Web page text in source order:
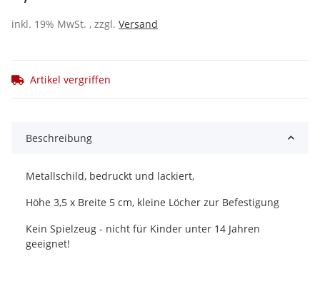
inkl. 19% MwSt. , zzgl. Versand
Artikel vergriffen
Beschreibung
Metallschild, bedruckt und lackiert,
Höhe 3,5 x Breite 5 cm, kleine Löcher zur Befestigung
Kein Spielzeug - nicht für Kinder unter 14 Jahren
geeignet!